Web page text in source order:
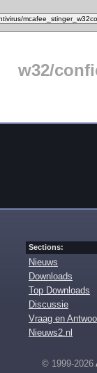
w32/
Sections:
Nieuws
Downloads
Top Downloads
Discussie
Vraag en
Nieuws2.nl
© 1999-2026